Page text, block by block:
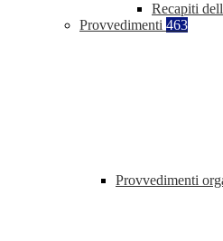
Recapiti
Provvedimenti 463
Provvedimenti